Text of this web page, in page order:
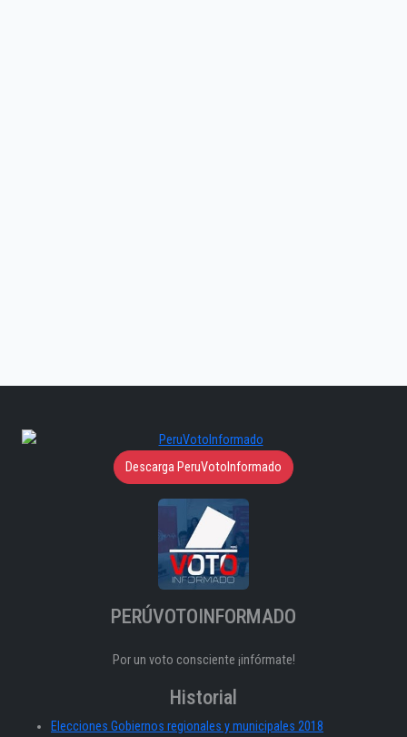
Descarga PeruVotoInformado
PERÚVOTOINFORMADO
Por un voto consciente ¡infórmate!
Historial
Elecciones Gobiernos regionales y municipales 2018